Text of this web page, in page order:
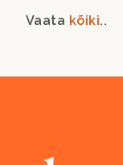
Vaata kõiki..